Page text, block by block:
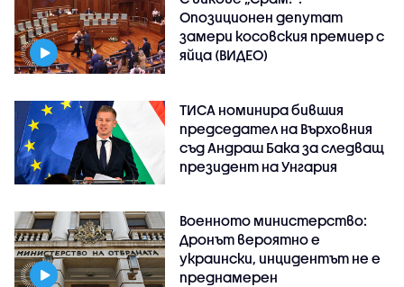
Опозиционен депутат
замери косовския премиер с
яйца (ВИДЕО)
ТИСА номинира бившия
председател на Върховния
съд Андраш Бака за следващ
президент на Унгария
Военното министерство:
Дронът вероятно е
украински, инцидентът не е
преднамерен